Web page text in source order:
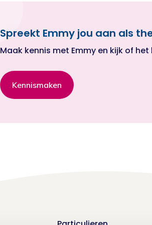
Spreekt Emmy jou aan als
Maak kennis met Emmy en kijk of het
Kennismaken